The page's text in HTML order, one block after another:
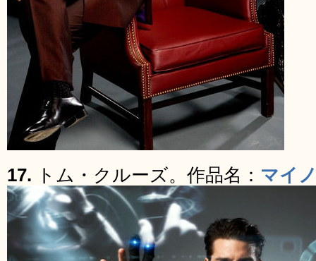
17. トム・クルーズ。作品名： マイ